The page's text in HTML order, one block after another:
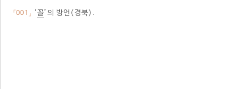
「001」 ‘꼴’의 방언(경북).